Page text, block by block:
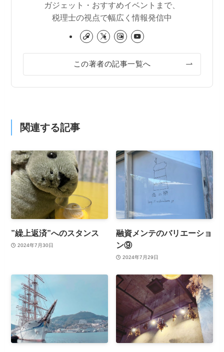
ガジェット・おすすめイベントまで、
税理士の視点で幅広く情報発信中
この著者の記事一覧へ
関連する記事
”繰上返済”へのスタンス
2024年7月30日
融資メンテのバリエーショ
ン⑨
2024年7月29日